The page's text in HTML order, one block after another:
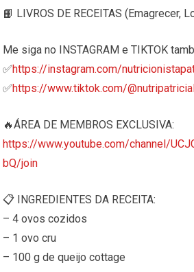
📙 LIVROS DE RECEITAS (Emagrecer,
Me siga no INSTAGRAM e TIKTOK
✅https://instagram.com/
✅https://www.tiktok.com/
🔥ÁREA DE MEMBROS EXCLUSIVA:
https://www.youtube.com/channel/
bQ/join
📋 INGREDIENTES DA RECEITA:
– 4 ovos cozidos
– 1 ovo cru
– 100 g de queijo cottage